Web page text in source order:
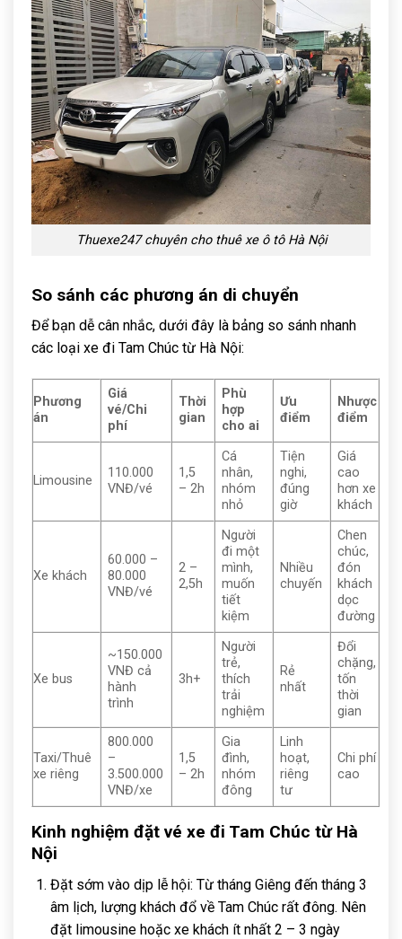
Thuexe247 chuyên cho thuê xe ô tô Hà Nội
So sánh các phương án di chuyển
Để bạn dễ cân nhắc, dưới đây là bảng so sánh nhanh
các loại xe đi Tam Chúc từ Hà Nội:
Phương
án
Giá
vé/Chi
phí
Thời
gian
Phù
hợp
cho ai
Ưu
điểm
Nhược
điểm
Limousine
110.000
VNĐ/vé
1,5
– 2h
Cá
nhân,
nhóm
nhỏ
Tiện
nghi,
đúng
giờ
Giá
cao
hơn xe
khách
Xe khách
60.000 –
80.000
VNĐ/vé
2 –
2,5h
Người
đi một
mình,
muốn
tiết
kiệm
Nhiều
chuyến
Chen
chúc,
đón
khách
dọc
đường
Xe bus
~150.000
VNĐ cả
hành
trình
3h+
Người
trẻ,
thích
trải
nghiệm
Rẻ
nhất
Đổi
chặng,
tốn
thời
gian
Taxi/Thuê
xe riêng
800.000
–
3.500.000
VNĐ/xe
1,5
– 2h
Gia
đình,
nhóm
đông
Linh
hoạt,
riêng
tư
Chi phí
cao
Kinh nghiệm đặt vé xe đi Tam Chúc từ Hà
Nội
Đặt sớm vào dịp lễ hội: Từ tháng Giêng đến tháng 3
âm lịch, lượng khách đổ về Tam Chúc rất đông. Nên
đặt limousine hoặc xe khách ít nhất 2 – 3 ngày